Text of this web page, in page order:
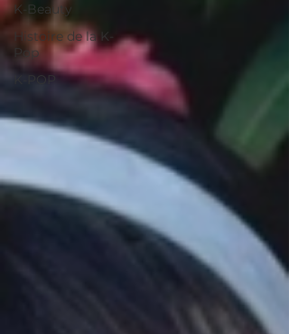
K-Beauty
Histoire de la K-
Pop
K-POP